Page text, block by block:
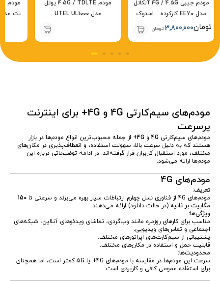
مودم جیبی 4G / 4.5G آلکاتل
مدل EE70 کارکرده – استوک
3,800,000 تومان تومان
مودم 4.5G / TDLTE یوتل
مدل UTEL UL1000
مودم‌های سیم‌کارتی 4G و 4G+ برای اینترنت
پرسرعت
مودم‌های سیم‌کارتی 4G و 4G+
از جمله محبوب‌ترین انواع مودم‌ها در بازار
هستند که به دلیل سرعت بالا، سهولت استفاده، و انعطاف‌پذیری در مکان‌های
مختلف، مورد استقبال کاربران قرار گرفته‌اند. در ادامه توضیحاتی درباره این
مودم‌ها ارائه می‌شود:
مودم‌های 4G
تعریف:
مودم‌های 4G از فناوری نسل چهارم ارتباطات سیار بهره می‌برند و سرعتی تا
150
مگابیت بر ثانیه (در حالت دانلود) ارائه می‌دهند.
ویژگی‌ها:
مناسب برای کارهای روزمره مانند وب‌گردی، تماشای ویدئوهای آنلاین، شبکه‌های
اجتماعی و تماس‌های ویدیویی.
پشتیبانی از سیم‌کارت‌های اپراتورهای مختلف.
قابلیت حمل و استفاده در مکان‌های مختلف.
محدودیت‌ها:
سرعت این مودم‌ها در مقایسه با مودم‌های 4G+ یا 5G کمتر است، اما همچنان
برای استفاده عمومی کافی و کاربردی است.